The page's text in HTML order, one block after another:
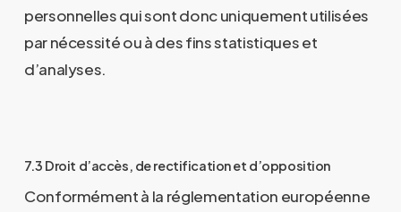
personnelles qui sont donc uniquement utilisées
par nécessité ou à des fins statistiques et
d’analyses.
7.3 Droit d’accès, de rectification et d’opposition
Conformément à la réglementation européenne